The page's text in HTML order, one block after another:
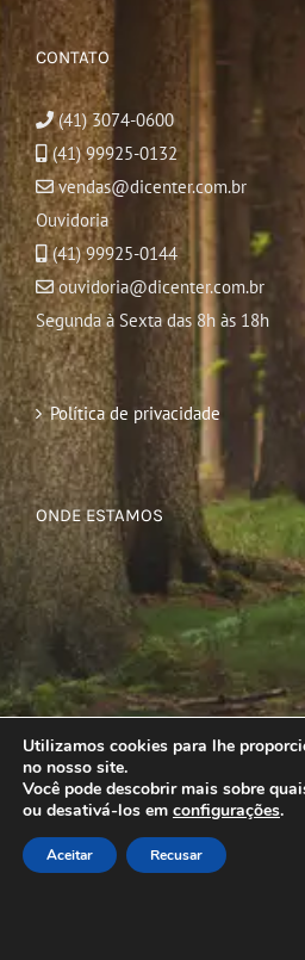
CONTATO
(41) 3074-0600
(41) 99925-0132
vendas@dicenter.com.br
Ouvidoria
(41) 99925-0144
ouvidoria@dicenter.com.br
Segunda à Sexta das 8h às 18h
Política de privacidade
ONDE ESTAMOS
Utilizamos cookies para lhe
no nosso site.
Você pode descobrir mais sobre
ou desativá-los em configurações.
Aceitar Recusar